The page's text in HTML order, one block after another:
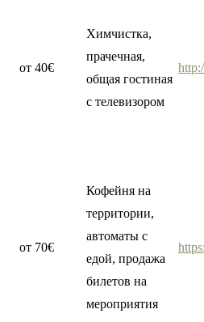
от 40€
Химчистка,
прачечная,
общая гостиная
с телевизором
от 70€
Кофейня на
территории,
автоматы с
едой, продажа
билетов на
мероприятия